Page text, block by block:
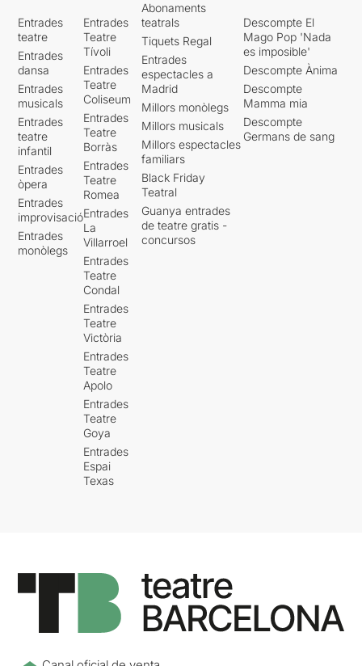
Entrades
teatre
Entrades
dansa
Entrades
musicals
Entrades
teatre
infantil
Entrades
òpera
Entrades
improvisació
Entrades
monòlegs
Entrades
Teatre
Tívoli
Entrades
Teatre
Coliseum
Entrades
Teatre
Borràs
Entrades
Teatre
Romea
Entrades
La
Villarroel
Entrades
Teatre
Condal
Entrades
Teatre
Victòria
Entrades
Teatre
Apolo
Entrades
Teatre
Goya
Entrades
Espai
Texas
Abonaments
teatrals
Tiquets Regal
Entrades
espectacles a
Madrid
Millors monòlegs
Millors musicals
Millors espectacles
familiars
Black Friday
Teatral
Guanya entrades
de teatre gratis -
concursos
Descompte El
Mago Pop 'Nada
es imposible'
Descompte Ànima
Descompte
Mamma mia
Descompte
Germans de sang